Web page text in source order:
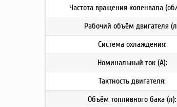
Частота вращения коленвала
Рабочий объём двигателя
Система охлаждения:
Номинальный ток (А):
Тактность двигателя:
Объём топливного бака (л):